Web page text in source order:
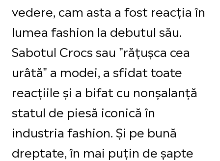
vedere, cam asta a fost reacția în
lumea fashion la debutul său.
Sabotul Crocs sau "rățușca cea
urâtă" a modei, a sfidat toate
reacțiile și a bifat cu nonșalanță
statul de piesă iconică în
industria fashion. Și pe bună
dreptate, în mai puțin de șapte